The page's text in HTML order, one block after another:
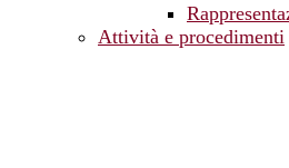
Attività e procedimenti